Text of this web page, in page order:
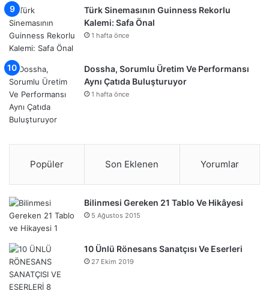
Türk Sinemasının Guinness Rekorlu
Kalemi: Safa Önal
1 hafta önce
Dossha, Sorumlu Üretim Ve Performansı
Aynı Çatıda Buluşturuyor
1 hafta önce
Popüler Son Eklenen Yorumlar
Bilinmesi Gereken 21 Tablo Ve Hikâyesi
5 Ağustos 2015
10 Ünlü Rönesans Sanatçısı Ve Eserleri
27 Ekim 2019